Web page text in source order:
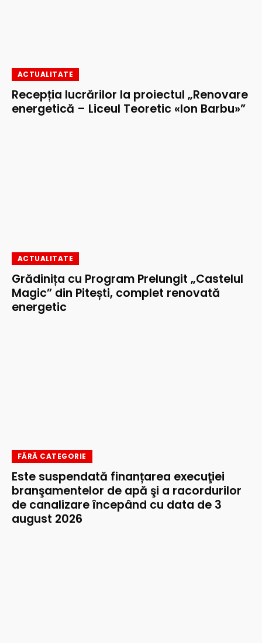
ACTUALITATE
Recepția lucrărilor la proiectul „Renovare
energetică – Liceul Teoretic «Ion Barbu»”
ACTUALITATE
Grădinița cu Program Prelungit „Castelul
Magic” din Pitești, complet renovată
energetic
FĂRĂ CATEGORIE
Este suspendată finanțarea execuţiei
branşamentelor de apă şi a racordurilor
de canalizare începând cu data de 3
august 2026